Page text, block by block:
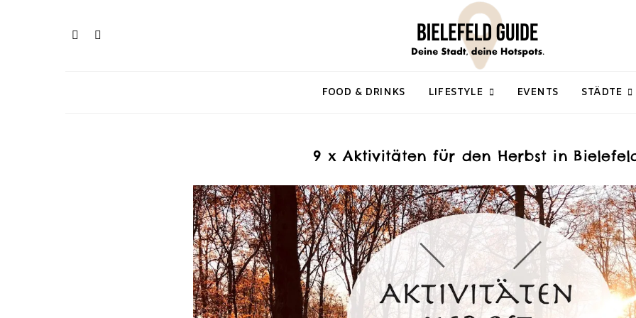
FOOD & DRINKS LIFESTYLE EVENTS STÄDTE
9 x Aktivitäten für den Herbst in